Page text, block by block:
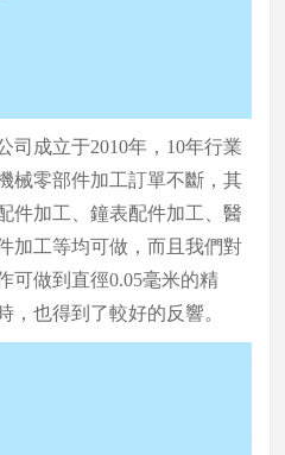
司成立于2010年，10年行業
械零部件加工訂單不斷，其
件加工、鐘表配件加工、醫
加工等均可做，而且我們對
可做到直徑0.05毫米的精
，也得到了較好的反響。